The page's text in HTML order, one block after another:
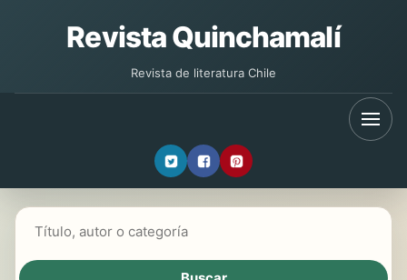
Revista Quinchamalí
Revista de literatura Chile